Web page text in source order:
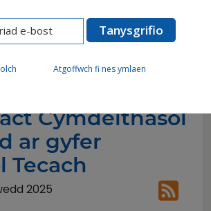
Newydd ar gyfer Dyfodol Tecach
Cymdeithasol
ar gyfer
Tecach
2025
Atgoffwch fi nes ymlaen